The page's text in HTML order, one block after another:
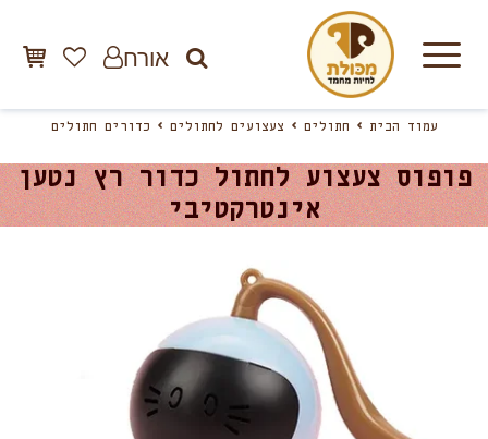
אורח
עמוד הבית חתולים צעצועים לחתולים כדורים חתולים
פופוס צעצוע לחתול כדור רץ נטען
אינטרקטיבי